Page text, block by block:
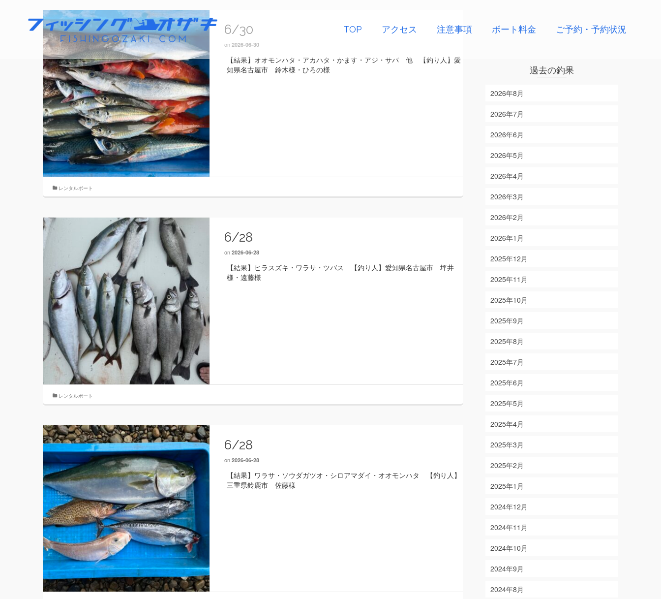
TOP アクセス 注意事項 ボート料金 ご予約・予約状況
6/30
on 2026-06-30
【結果】オオモンハタ・アカハタ・かます・アジ・サバ 他 【釣り人】愛
知県名古屋市 鈴木様・ひろの様
レンタルボート
6/28
on 2026-06-28
【結果】ヒラスズキ・ワラサ・ツバス 【釣り人】愛知県名古屋市 坪井
様・遠藤様
レンタルボート
6/28
on 2026-06-28
【結果】ワラサ・ソウダガツオ・シロアマダイ・オオモンハタ 【釣り人】
三重県鈴鹿市 佐藤様
過去の釣果
2026年8月
2026年7月
2026年6月
2026年5月
2026年4月
2026年3月
2026年2月
2026年1月
2025年12月
2025年11月
2025年10月
2025年9月
2025年8月
2025年7月
2025年6月
2025年5月
2025年4月
2025年3月
2025年2月
2025年1月
2024年12月
2024年11月
2024年10月
2024年9月
2024年8月